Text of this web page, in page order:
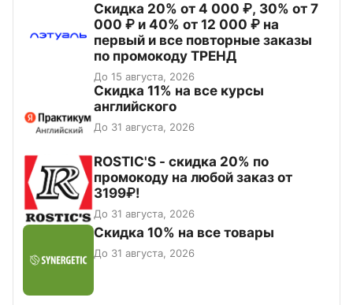
Скидка 20% от 4 000 ₽, 30% от 7
000 ₽ и 40% от 12 000 ₽ на
первый и все повторные заказы
по промокоду ТРЕНД
До 15 августа, 2026
Скидка 11% на все курсы
английского
До 31 августа, 2026
ROSTIC'S - скидка 20% по
промокоду на любой заказ от
3199₽!
До 31 августа, 2026
Скидка 10% на все товары
До 31 августа, 2026